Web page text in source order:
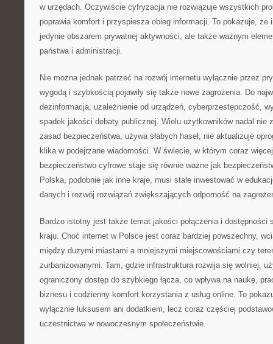
w urzędach. Oczywiście cyfryzacja nie rozwiązuje wszystkich
poprawia komfort i przyspiesza obieg informacji. To pokazuje, że
jedynie obszarem prywatnej aktywności, ale także ważnym
państwa i administracji.
Nie można jednak patrzeć na rozwój internetu wyłącznie przez
wygodą i szybkością pojawiły się także nowe zagrożenia. Do
dezinformacja, uzależnienie od urządzeń, cyberprzestępczość,
spadek jakości debaty publicznej. Wielu użytkowników nadal nie
zasad bezpieczeństwa, używa słabych haseł, nie aktualizuje
klika w podejrzane wiadomości. W świecie, w którym coraz
bezpieczeństwo cyfrowe staje się równie ważne jak
Polska, podobnie jak inne kraje, musi stale inwestować w
danych i rozwój rozwiązań zwiększających odporność na
Bardzo istotny jest także temat jakości połączenia i dostępności
kraju. Choć internet w Polsce jest coraz bardziej powszechny,
między dużymi miastami a mniejszymi miejscowościami czy
zurbanizowanymi. Tam, gdzie infrastruktura rozwija się wolniej,
ograniczony dostęp do szybkiego łącza, co wpływa na naukę,
biznesu i codzienny komfort korzystania z usług online. To
wyłącznie luksusem ani dodatkiem, lecz coraz częściej
uczestnictwa w nowoczesnym społeczeństwie.